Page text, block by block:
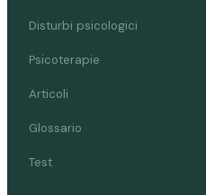
Disturbi psicologici
Psicoterapie
Articoli
Glossario
Test